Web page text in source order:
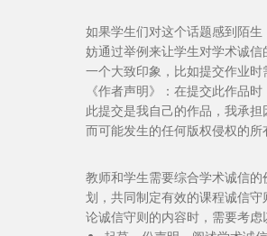
如果学生们对这个话题感到陌生
妨通过举例来让学生对学术诚信
一个大致印象，比如提交作业时
《作者声明》：在提交此作品时
此提交是我自己的作品，我承担
而可能发生的任何版权侵权的所
教师和学生需要综合学术诚信的
划，共同制定有效的课程诚信守
论诚信守则的内容时，需要考虑